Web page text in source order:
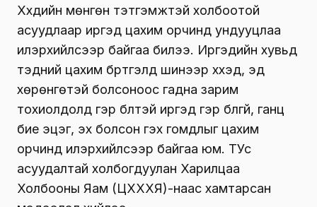
Хүүхдийн мөнгөн тэтгэмжтэй холбоотой
асуудлаар иргэд цахим орчинд ундууцлаа
илэрхийлсээр байгаа билээ. Иргэдийн хувьд
тэдний цахим бүртгэлд шинээр хүүхэд, эд
хөрөнгөтэй болсоноос гадна зарим
тохиолдолд гэр бүлтэй иргэд гэр бүлгүй, ганц
бие эцэг, эх болсон гэх гомдлыг цахим
орчинд илэрхийлсээр байгаа юм. ТУс
асуудалтай холбогдуулан Харилцаа
Холбооны Яам (ЦХХХЯ)-наас хамтарсан